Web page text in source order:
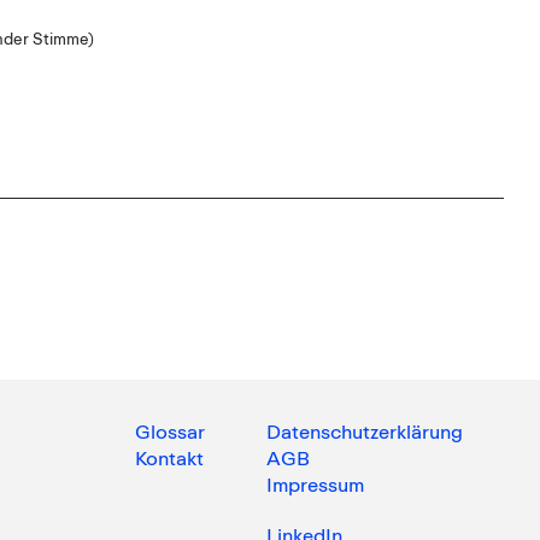
Stimme)
Glossar
Kontakt
Datenschutzerklärung
AGB
Impressum
LinkedIn